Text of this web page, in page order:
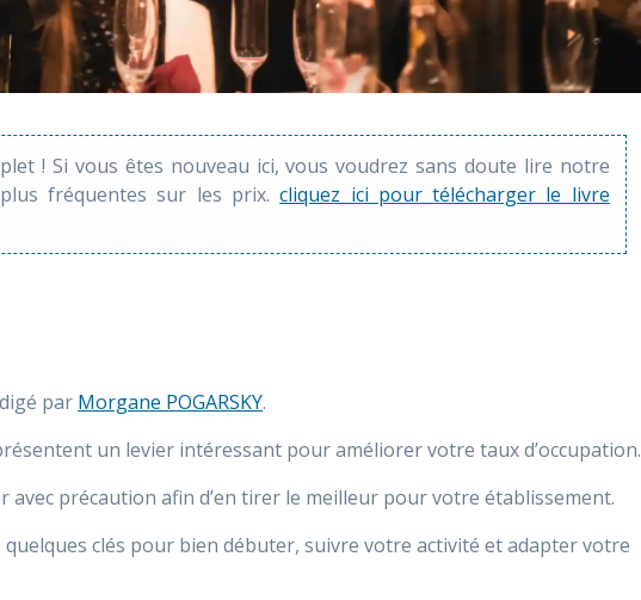
! Si vous êtes nouveau ici, vous voudrez sans doute lire notre
fréquentes sur les prix.cliquez ici pour télécharger le livre
par Morgane POGARSKY.
un levier intéressant pour améliorer votre taux d’occupation.
avec précaution afin d’en tirer le meilleur pour votre établissement.
clés pour bien débuter, suivre votre activité et adapter votre